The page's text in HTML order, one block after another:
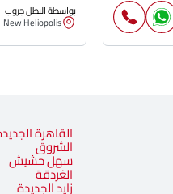
بواسطة البطل جروب
New Heliopolis
القاهرة
الشروق
سهل حشيش
الغردقة
زايد الجديدة